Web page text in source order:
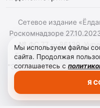
Сетевое издание
Роскомнадзоре
№ ФС 77 — 86130.
БЮДЖЕТНОЕ
"ЭТНОМЕДИАХОЛДИНГ
Г. А. Конакбиев. При
Мы используем файлы
сайта. Продолжая
соглашаетесь с
Я